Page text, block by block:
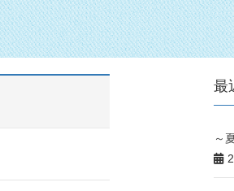
最
～